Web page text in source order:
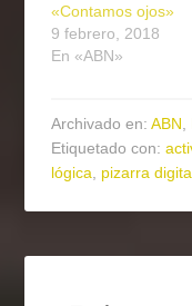
«Contamos ojos»
9 febrero, 2018
En «ABN»
Archivado en:ABN
Etiquetado con:
lógica
pizarra